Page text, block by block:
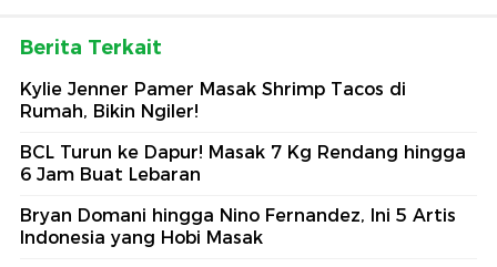
Berita Terkait
Kylie Jenner Pamer Masak Shrimp Tacos di
Rumah, Bikin Ngiler!
BCL Turun ke Dapur! Masak 7 Kg Rendang hingga
6 Jam Buat Lebaran
Bryan Domani hingga Nino Fernandez, Ini 5 Artis
Indonesia yang Hobi Masak